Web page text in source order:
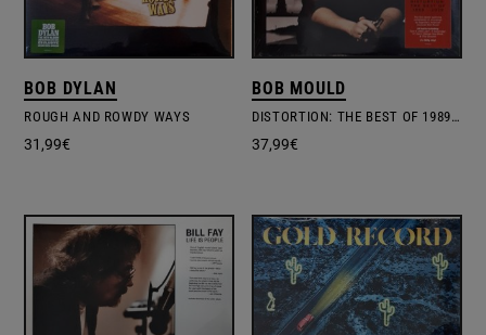
BOB DYLAN
ROUGH AND ROWDY WAYS
31,99€
BOB MOULD
DISTORTION: THE BEST OF 1989 – 2019
37,99€